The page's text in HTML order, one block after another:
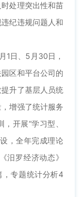
处理突出性和苗
纪违规问题人和
1日、5月30日，
区和平台公司的
升了基层人员统
增强了统计服务
开展“学习型、
，全年完成理论
汨罗经济动态》
，专题统计分析4